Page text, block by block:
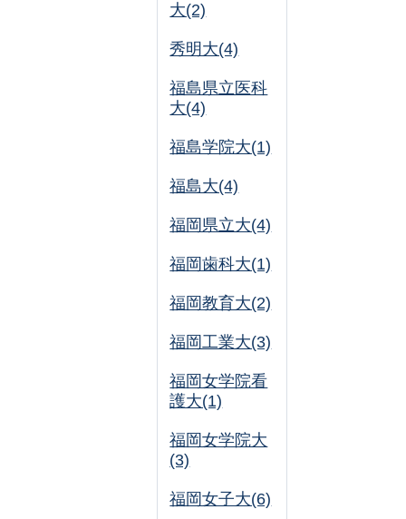
大(2)
秀明大(4)
福島県立医科
大(4)
福島学院大(1)
福島大(4)
福岡県立大(4)
福岡歯科大(1)
福岡教育大(2)
福岡工業大(3)
福岡女学院看
護大(1)
福岡女学院大
(3)
福岡女子大(6)